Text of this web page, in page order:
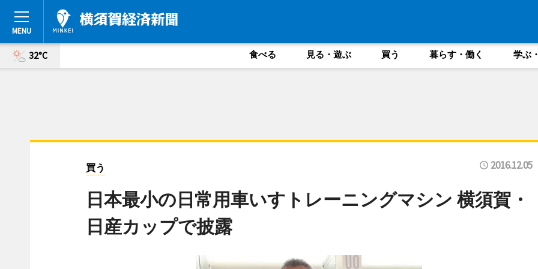
32°C 食べる 見る・遊ぶ 買う 暮らす・働く 学ぶ
買う 2016.12.05
日本最小の日常用車いすトレーニングマシン 横須賀・
日産カップで披露